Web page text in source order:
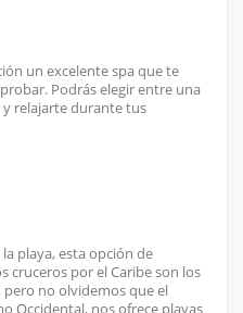
un excelente spa que te
Podrás elegir entre una
relajarte durante tus
playa, esta opción de
cruceros por el Caribe son los
pero no olvidemos que el
Occidental, nos ofrece playas